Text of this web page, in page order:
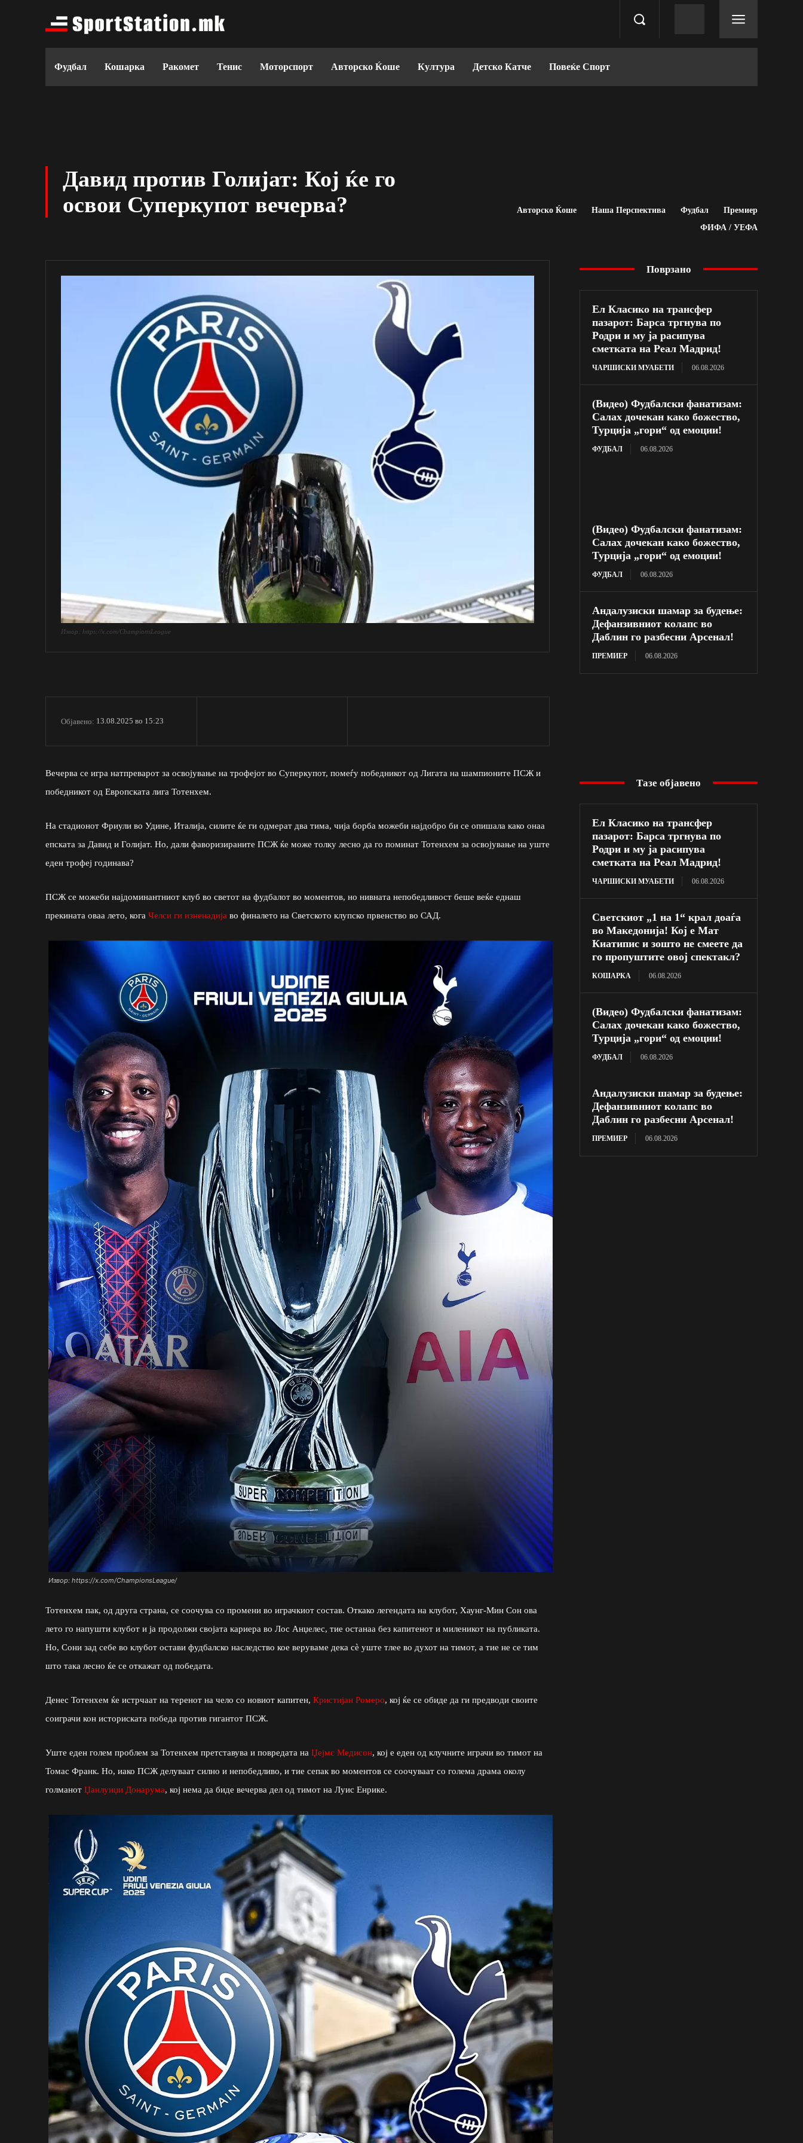
Фудбал Кошарка Ракомет Тенис Моторспорт Авторско Ќоше Култура Детско Катче Повеќе Спорт
Давид против Голијат: Кој ќе го
освои Суперкупот вечерва?
Авторско Ќоше Наша Перспектива Фудбал
Премиер
ФИФА / УЕФА
Извор: https://x.com/ChampionsLeague
Објавено: 13.08.2025 во 15:23
Вечерва се игра натпреварот за освојување на трофејот во Суперкупот, помеѓу победникот од Лигата на шампионите ПСЖ и
победникот од Европската лига Тотенхем.
На стадионот Фриули во Удине, Италија, силите ќе ги одмерат два тима, чија борба можеби најдобро би се опишала како онаа
епската за Давид и Голијат. Но, дали фаворизираните ПСЖ ќе може толку лесно да го поминат Тотенхем за освојување на уште
еден трофеј годинава?
ПСЖ се можеби најдоминантниот клуб во светот на фудбалот во моментов, но нивната непобедливост беше веќе еднаш
прекината оваа лето, кога Челси ги изненадија во финалето на Светското клупско првенство во САД.
Извор: https://x.com/ChampionsLeague/
Тотенхем пак, од друга страна, се соочува со промени во играчкиот состав. Откако легендата на клубот, Хаунг-Мин Сон ова
лето го напушти клубот и ја продолжи својата кариера во Лос Анџелес, тие останаа без капитенот и миленикот на публиката.
Но, Сони зад себе во клубот остави фудбалско наследство кое веруваме дека сè уште тлее во духот на тимот, а тие не се тим
што така лесно ќе се откажат од победата.
Денес Тотенхем ќе истрчаат на теренот на чело со новиот капитен, Кристијан Ромеро, кој ќе се обиде да ги предводи своите
соиграчи кон историската победа против гигантот ПСЖ.
Уште еден голем проблем за Тотенхем претставува и повредата на Џејмс Медисон, кој е еден од клучните играчи во тимот на
Томас Франк. Но, иако ПСЖ делуваат силно и непобедливо, и тие сепак во моментов се соочуваат со голема драма околу
голманот Џанлуиџи Донарума, кој нема да биде вечерва дел од тимот на Луис Енрике.
Поврзано
Ел Класико на трансфер
пазарот: Барса тргнува по
Родри и му ја расипува
сметката на Реал Мадрид!
ЧАРШИСКИ МУАБЕТИ 06.08.2026
(Видео) Фудбалски фанатизам:
Салах дочекан како божество,
Турција „гори“ од емоции!
ФУДБАЛ 06.08.2026
(Видео) Фудбалски фанатизам:
Салах дочекан како божество,
Турција „гори“ од емоции!
ФУДБАЛ 06.08.2026
Андалузиски шамар за будење:
Дефанзивниот колапс во
Даблин го разбесни Арсенал!
ПРЕМИЕР 06.08.2026
Тазе објавено
Ел Класико на трансфер
пазарот: Барса тргнува по
Родри и му ја расипува
сметката на Реал Мадрид!
ЧАРШИСКИ МУАБЕТИ 06.08.2026
Светскиот „1 на 1“ крал доаѓа
во Македонија! Кој е Мат
Киатипис и зошто не смеете да
го пропуштите овој спектакл?
КОШАРКА 06.08.2026
(Видео) Фудбалски фанатизам:
Салах дочекан како божество,
Турција „гори“ од емоции!
ФУДБАЛ 06.08.2026
Андалузиски шамар за будење:
Дефанзивниот колапс во
Даблин го разбесни Арсенал!
ПРЕМИЕР 06.08.2026